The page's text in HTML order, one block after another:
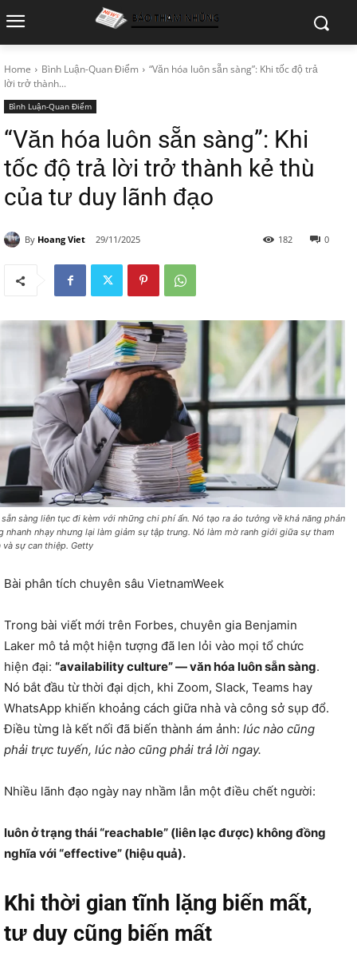
Home Bình Luận-Quan Điểm
“Văn hóa luôn sẵn sàng”: Khi tốc độ trả
lời trở thành...
Bình Luận-Quan Điểm
“Văn hóa luôn sẵn sàng”: Khi
tốc độ trả lời trở thành kẻ thù
của tư duy lãnh đạo
By Hoang Viet 29/11/2025 0
182
sẵn sàng liên tục đi kèm với những chi phí ẩn. Nó tạo ra ảo tưởng về khả năng phản
nhanh nhạy nhưng lại làm giảm sự tập trung. Nó làm mờ ranh giới giữa sự tham
và sự can thiệp. Getty
Bài phân tích chuyên sâu VietnamWeek
Trong bài viết mới trên Forbes, chuyên gia Benjamin
Laker mô tả một hiện tượng đã len lỏi vào mọi tổ chức
hiện đại: “availability culture” — văn hóa luôn sẵn sàng.
Nó bắt đầu từ thời đại dịch, khi Zoom, Slack, Teams hay
WhatsApp khiến khoảng cách giữa nhà và công sở sụp đổ.
Điều từng là kết nối đã biến thành ám ảnh: lúc nào cũng
phải trực tuyến, lúc nào cũng phải trả lời ngay.
Nhiều lãnh đạo ngày nay nhầm lẫn một điều chết người:
luôn ở trạng thái “reachable” (liên lạc được) không đồng
nghĩa với “effective” (hiệu quả).
Khi thời gian tĩnh lặng biến mất,
tư duy cũng biến mất